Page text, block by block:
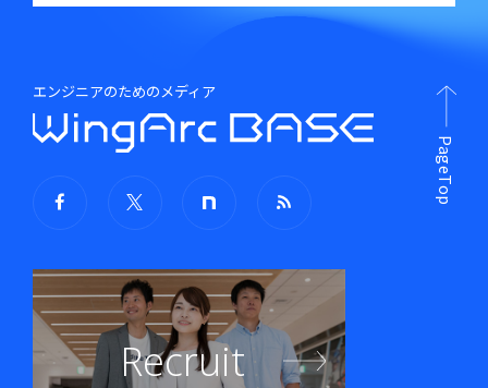
エンジニアのためのメディア
Recruit
PageTop